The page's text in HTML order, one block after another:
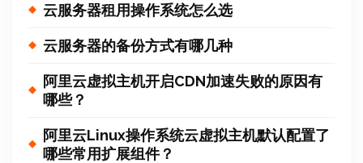
云服务器租用操作系统怎么选
云服务器的备份方式有哪几种
阿里云虚拟主机开启CDN加速失败的原因有
哪些？
阿里云Linux操作系统云虚拟主机默认配置了
哪些常用扩展组件？